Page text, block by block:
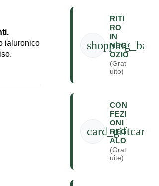
ialuronico
shopping_bag
RITI
RO
IN
NEG
OZIO
(Grat
uito)
card_giftcard
CON
FEZI
ONI
REG
ALO
(Grat
uite)